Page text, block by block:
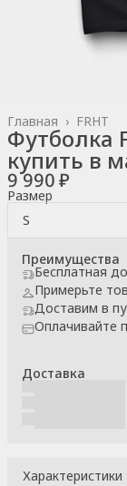
FRHT
Главная ›
Футболка
купить в
9 990 ₽
Размер
S
Преимущества
Бесплатная
Примерьте
Доставим в
Оплачивайте
Доставка
Характеристики